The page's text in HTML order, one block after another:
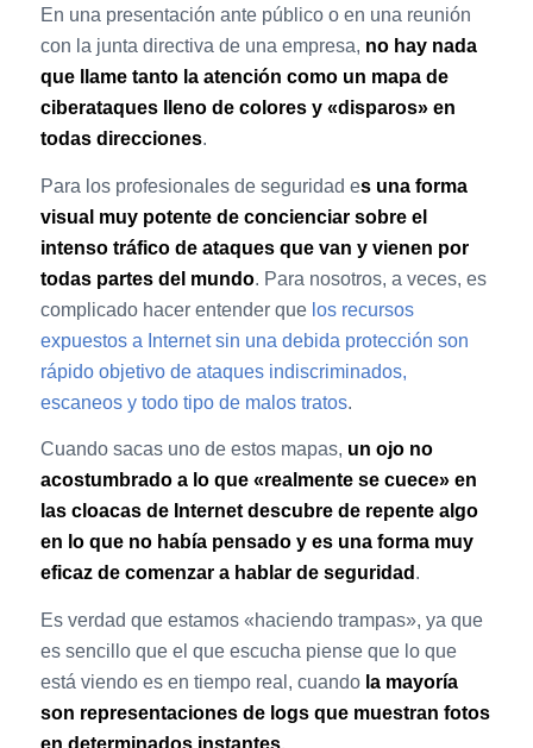
En una presentación ante público o en una reunión
con la junta directiva de una empresa, no hay nada
que llame tanto la atención como un mapa de
ciberataques lleno de colores y «disparos» en
todas direcciones.
Para los profesionales de seguridad es una forma
visual muy potente de concienciar sobre el
intenso tráfico de ataques que van y vienen por
todas partes del mundo. Para nosotros, a veces, es
complicado hacer entender que los recursos
expuestos a Internet sin una debida protección son
rápido objetivo de ataques indiscriminados,
escaneos y todo tipo de malos tratos.
Cuando sacas uno de estos mapas, un ojo no
acostumbrado a lo que «realmente se cuece» en
las cloacas de Internet descubre de repente algo
en lo que no había pensado y es una forma muy
eficaz de comenzar a hablar de seguridad .
Es verdad que estamos «haciendo trampas», ya que
es sencillo que el que escucha piense que lo que
está viendo es en tiempo real, cuando la mayoría
son representaciones de logs que muestran fotos
en determinados instantes.